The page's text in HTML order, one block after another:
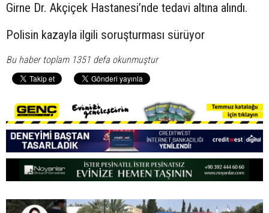
Girne Dr. Akçiçek Hastanesi’nde tedavi altına alındı.
Polisin kazayla ilgili soruşturması sürüyor
Bu haber toplam 1351 defa okunmuştur